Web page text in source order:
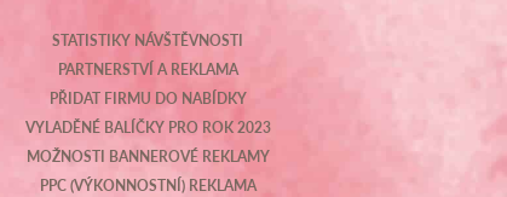
STATISTIKY NÁVŠTĚVNOSTI
PARTNERSTVÍ A REKLAMA
PŘIDAT FIRMU DO NABÍDKY
VYLADĚNÉ BALÍČKY PRO ROK 2023
MOŽNOSTI BANNEROVÉ REKLAMY
PPC (VÝKONNOSTNÍ) REKLAMA